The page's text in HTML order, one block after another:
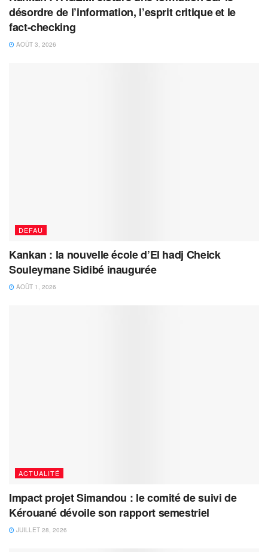
désordre de l’information, l’esprit critique et le
fact-checking
AOÛT 3, 2026
DEFAU
Kankan : la nouvelle école d’El hadj Cheick
Souleymane Sidibé inaugurée
AOÛT 1, 2026
ACTUALITÉ
Impact projet Simandou : le comité de suivi de
Kérouané dévoile son rapport semestriel
JUILLET 28, 2026